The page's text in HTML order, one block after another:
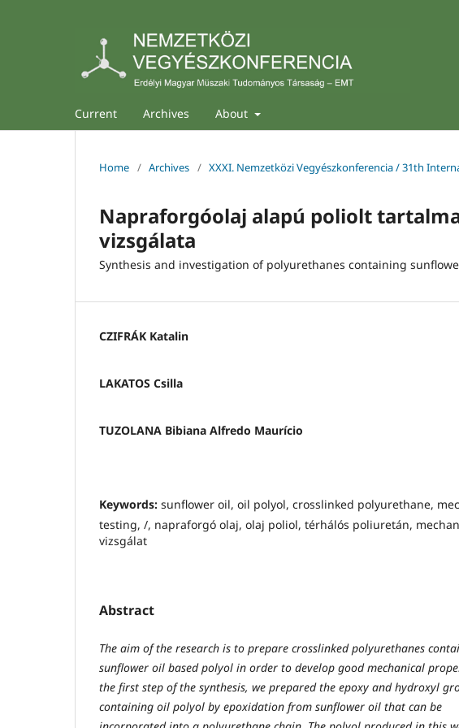
Current Archives About
Home / Archives / XXXI. Nemzetközi Vegyészkonferencia / 31th
Napraforgóolaj alapú poliolt
vizsgálata
Synthesis and investigation of polyurethanes containing
CZIFRÁK Katalin
LAKATOS Csilla
TUZOLANA Bibiana Alfredo Maurício
Keywords: sunflower oil, oil polyol, crosslinked polyurethane,
testing, /, napraforgó olaj, olaj poliol, térhálós poliuretán,
vizsgálat
Abstract
The aim of the research is to prepare crosslinked polyurethanes
sunflower oil based polyol in order to develop good mechanical
the first step of the synthesis, we prepared the epoxy and hydroxyl
containing oil polyol by epoxidation from sunflower oil that can be